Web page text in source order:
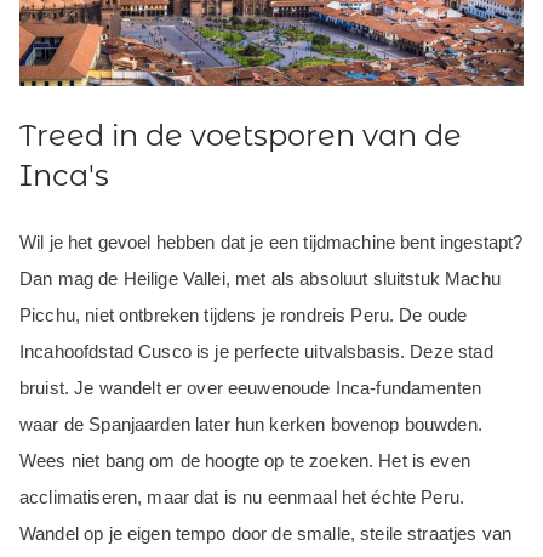
Treed in de voetsporen van de
Inca's
Wil je het gevoel hebben dat je een tijdmachine bent ingestapt?
Dan mag de Heilige Vallei, met als absoluut sluitstuk Machu
Picchu, niet ontbreken tijdens je rondreis Peru. De oude
Incahoofdstad Cusco is je perfecte uitvalsbasis. Deze stad
bruist. Je wandelt er over eeuwenoude Inca-fundamenten
waar de Spanjaarden later hun kerken bovenop bouwden.
Wees niet bang om de hoogte op te zoeken. Het is even
acclimatiseren, maar dat is nu eenmaal het échte Peru.
Wandel op je eigen tempo door de smalle, steile straatjes van